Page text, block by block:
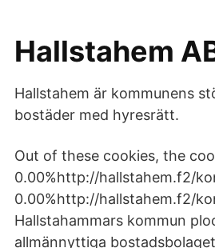
Hallstahem
Hallstahem är kommunens
bostäder med hyresrätt.
Out of these cookies, the
0.00%http://hallstahem.f2/
0.00%http://hallstahem.f2/
Hallstahammars kommun
allmännyttiga